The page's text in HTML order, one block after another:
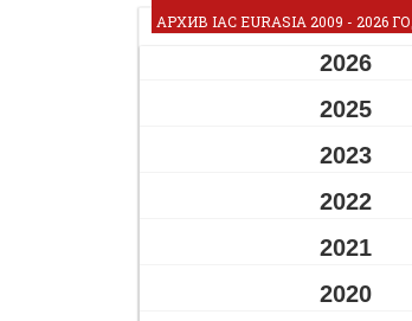
АРХИВ IAC EURASIA 2009 - 2026
2026
2025
2023
2022
2021
2020